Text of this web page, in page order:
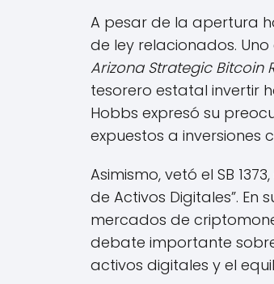
A pesar de la apertura
de ley relacionados.
Arizona Strategic Bitcoin
tesorero estatal invertir
Hobbs expresó su
expuestos a
Asimismo, vetó el SB
de Activos Digitales”.
mercados de
debate importante
activos digitales y el